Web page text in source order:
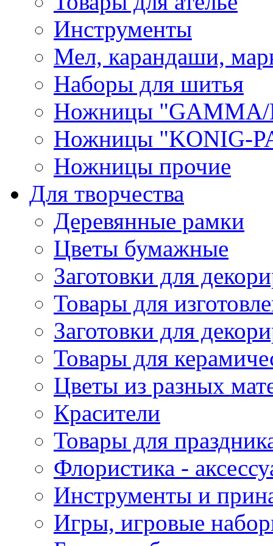
Инструменты
Мел, карандаши,
Наборы для шитья
Ножницы "GAMMA/
Ножницы "KONIG-
Ножницы прочие
Для творчества
Деревянные рамки
Цветы бумажные
Заготовки для
Товары для
Заготовки для
Товары для
Цветы из разных
Красители
Товары для
Флористика -
Инструменты и
Игры, игровые